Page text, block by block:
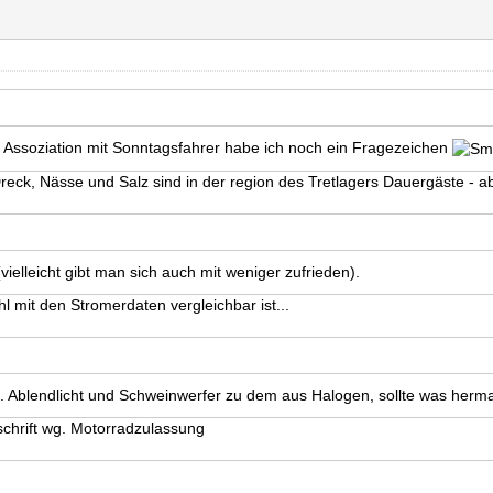
mit Sonntagsfahrer habe ich noch ein Fragezeichen
Nässe und Salz sind in der region des Tretlagers Dauergäste -
gibt man sich auch mit weniger zufrieden).
mit den Stromerdaten vergleichbar ist...
und Schweinwerfer zu dem aus Halogen, sollte was
wg. Motorradzulassung